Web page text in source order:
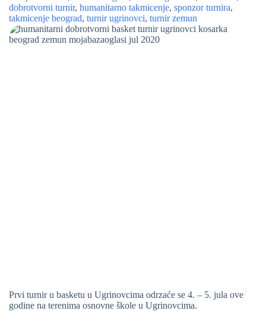
dobrotvorni turnir, humanitarno takmicenje, sponzor turnira,
takmicenje beograd, turnir ugrinovci, turnir zemun
Prvi turnir u basketu u Ugrinovcima odrzaće se 4. – 5. jula ove
godine na terenima osnovne škole u Ugrinovcima.